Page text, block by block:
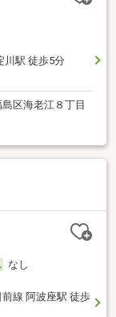
川駅 徒歩5分
区海老江８丁目
なし
線 阿波座駅 徒歩